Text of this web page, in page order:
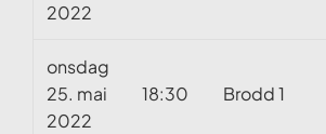
2022
onsdag
25. mai
2022
18:30 Brodd 1